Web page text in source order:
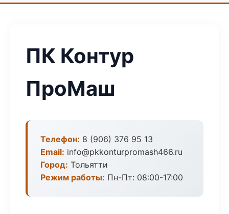
ПК Контур
ПроМаш
Телефон: 8 (906) 376 95 13
Email: info@pkkonturpromash466.ru
Город: Тольятти
Режим работы: Пн-Пт: 08:00-17:00